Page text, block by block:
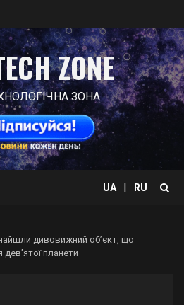
ZONE
ЗОНА
UA | RU
дивовижний об’єкт, що
дев’ятої планети